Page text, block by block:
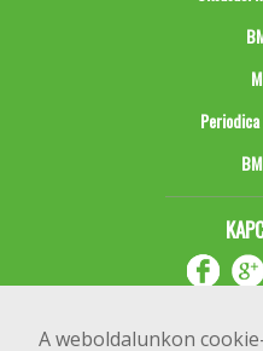
A weboldalunkon